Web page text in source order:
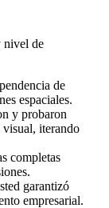
nivel de
de
espaciales.
y probaron
iterando
completas
garantizó
empresarial.